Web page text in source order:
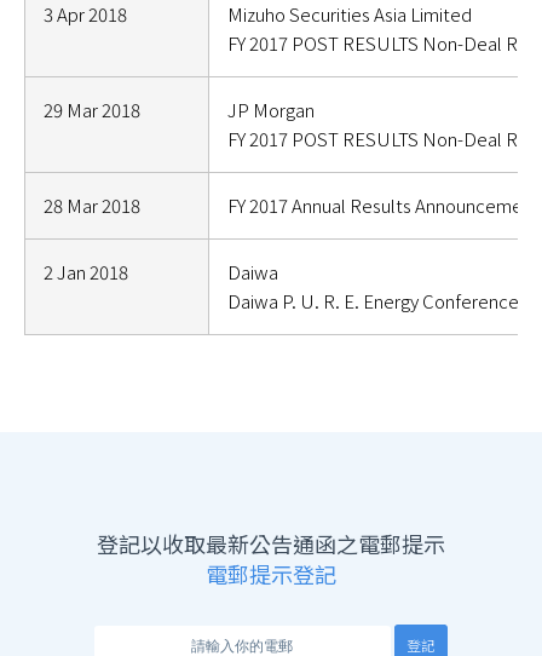
3 Apr 2018
Mizuho Securities Asia Limited
FY 2017 POST RESULTS Non-Deal
29 Mar 2018
JP Morgan
FY 2017 POST RESULTS Non-Deal
28 Mar 2018 FY 2017 Annual Results
2 Jan 2018
Daiwa
Daiwa P. U. R. E. Energy Conference
登記以收取最新公告通函之電郵提示
電郵提示登記
登記